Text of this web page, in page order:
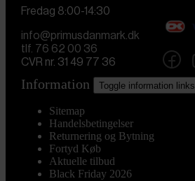
Fredag 8:00-14:30
info@primusdanmark.dk
tlf. 76 62 00 36
CVR nr. 31 49 77 36
Information Toggle information links
Sitemap
Handelsbetingelser
Returnering og Bytning
Fortyd Køb
Aktuelle tilbud
Black Friday 2026